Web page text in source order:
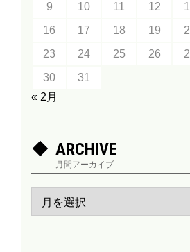
9
10 11 12
16
17 18 19
23
24 25 26
30
31
« 2月
ARCHIVE
月間アーカイブ